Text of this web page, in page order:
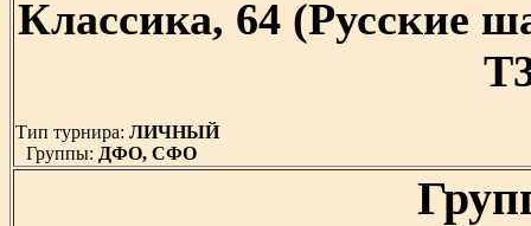
Классика, 64 (Русские
Тип турнира: ЛИЧНЫЙ
Группы: ДФО, СФО